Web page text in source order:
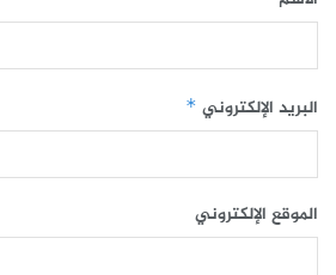
البريد الإلكتروني *
الموقع الإلكتروني